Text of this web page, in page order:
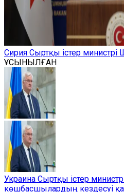
Сирия Сыртқы істер министрі
ҰСЫНЫЛҒАН
Украина Сыртқы істер
көшбасшылардың кездесуі